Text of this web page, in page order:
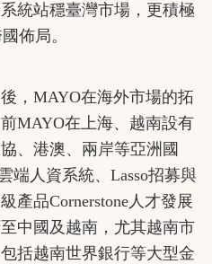
統站穩臺灣市場，更積極
佈局。
，MAYO在海外市場的拓
MAYO在上海、越南設有
、港澳、兩岸等亞洲國
端人資系統、Lasso招募與
產品Cornerstone人才發展
中國及越南，尤其越南市
括越南世界銀行等大型金